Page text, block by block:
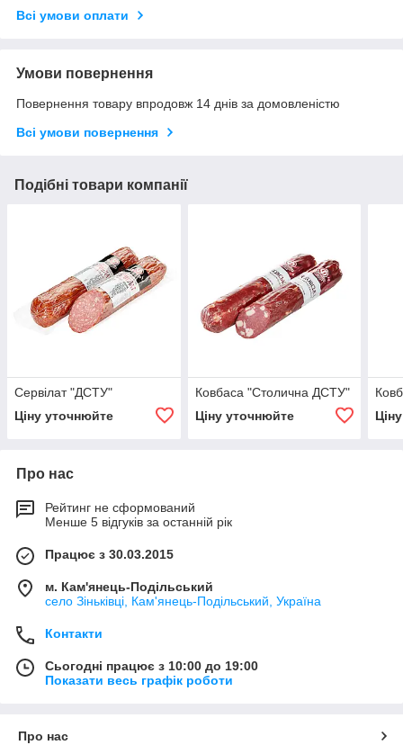
Всі умови оплати
Умови повернення
Повернення товару впродовж 14 днів за домовленістю
Всі умови повернення
Подібні товари компанії
Сервілат "ДСТУ"
Ціну уточнюйте
Ковбаса "Столична ДСТУ"
Ціну уточнюйте
Про нас
Рейтинг не сформований
Менше 5 відгуків за останній рік
Працює з 30.03.2015
м. Кам'янець-Подільський
село Зіньківці, Кам'янець-Подільський, Україна
Контакти
Сьогодні працює з 10:00 до 19:00
Показати весь графік роботи
Про нас